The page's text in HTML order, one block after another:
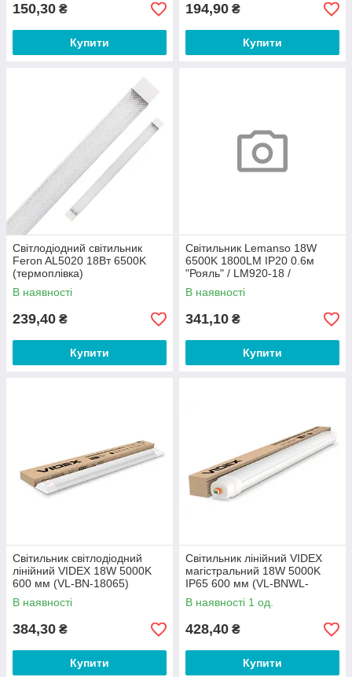
150,30 ₴
Купити
194,90 ₴
Купити
Світлодіодний світильник
Feron AL5020 18Вт 6500K
(термоплівка)
В наявності
239,40 ₴
Купити
Світильник Lemanso 18W
6500K 1800LM IP20 0.6м
"Рояль" / LM920-18 /
мікрохвильовий датчик
В наявності
341,10 ₴
Купити
Світильник світлодіодний
лінійний VIDEX 18W 5000K
600 мм (VL-BN-18065)
В наявності
384,30 ₴
Купити
Світильник лінійний VIDEX
магістральний 18W 5000K
IP65 600 мм (VL-BNWL-
18065)
В наявності 1 од.
428,40 ₴
Купити